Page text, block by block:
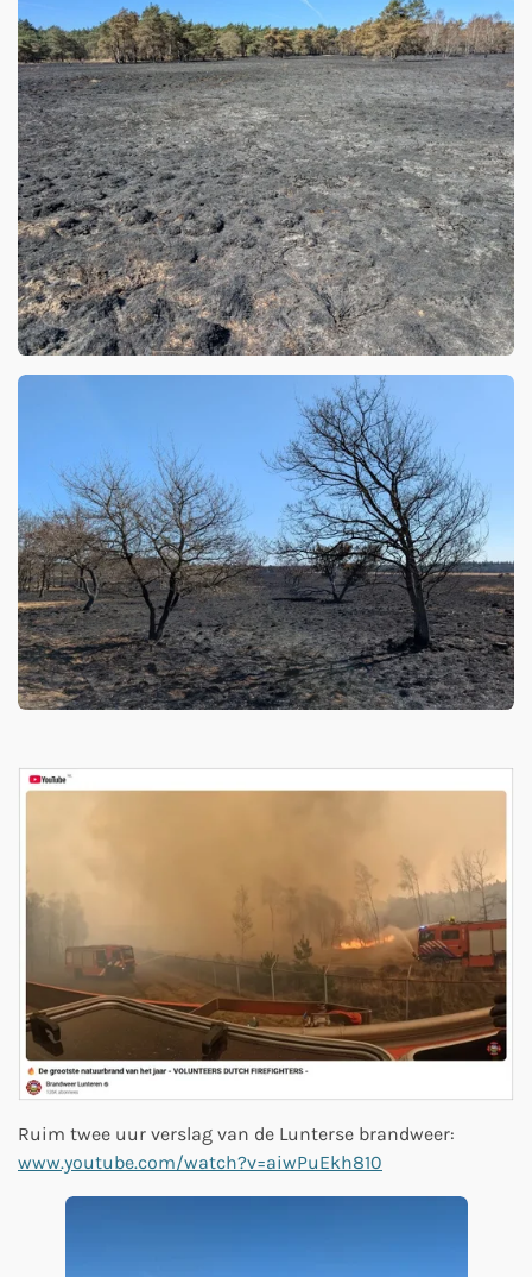
Ruim twee uur verslag van de Lunterse brandweer:
www.youtube.com/watch?v=aiwPuEkh810